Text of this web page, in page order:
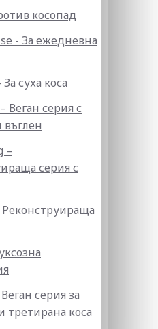
косопад
- За ежедневна
суха коса
Веган серия с
–
серия с
Реконструираща
серия за
третирана коса